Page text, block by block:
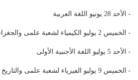
- الأحد 28 يونيو اللغة العربية
- الخميس 2 يوليو الكيمياء لشعبة علمى والجغرافيا لشعبة أدبى
- الأحد 5 يوليو اللغة الأجنبية الأولى
- الخميس 9 يوليو الفيزياء لشعبة علمى والتاريخ لشعبة أدبى